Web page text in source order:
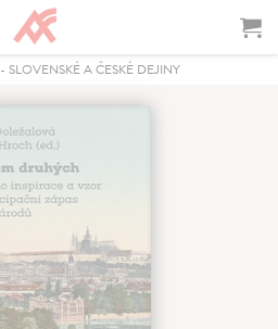
- SLOVENSKÉ A ČESKÉ DEJINY